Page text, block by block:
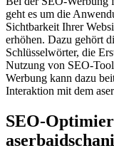
geht es um die
Sichtbarkeit Ihrer
erhöhen. Dazu gehört
Schlüsselwörter, die
Nutzung von SEO-
Werbung kann dazu
Interaktion mit dem
SEO-